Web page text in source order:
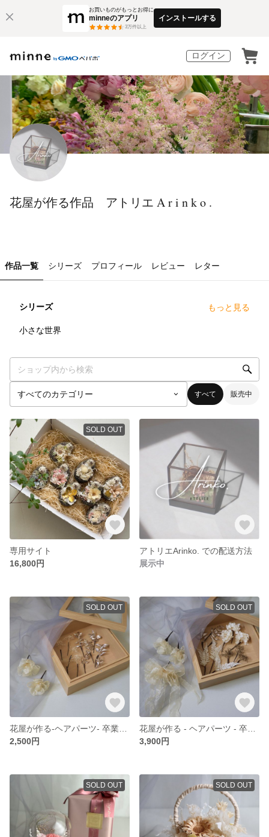
お買いものがもっとお得に
minneのアプリ
3万件以上
インストールする
ログイン
花屋が作る作品 アトリエ A r i n k o .
作品一覧 シリーズ プロフィール レビュー レター
シリーズ もっと見る
小さな世界
すべて 販売中
SOLD OUT
専用サイト
16,800円
アトリエArinko. での配送方法
展示中
SOLD OUT
2,500円
SOLD OUT
3,900円
SOLD OUT SOLD OUT